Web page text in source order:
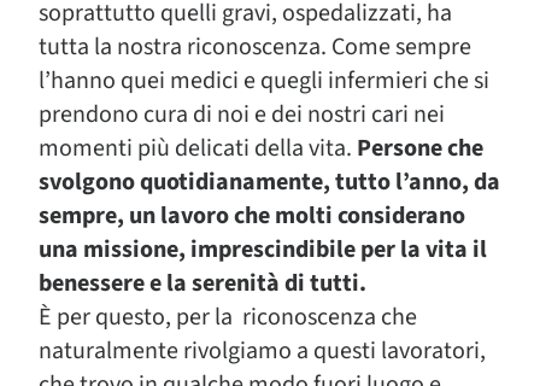
soprattutto quelli gravi, ospedalizzati, ha
tutta la nostra riconoscenza. Come sempre
l’hanno quei medici e quegli infermieri che si
prendono cura di noi e dei nostri cari nei
momenti più delicati della vita. Persone che
svolgono quotidianamente, tutto l’anno, da
sempre, un lavoro che molti considerano
una missione, imprescindibile per la vita il
benessere e la serenità di tutti.
È per questo, per la riconoscenza che
naturalmente rivolgiamo a questi lavoratori,